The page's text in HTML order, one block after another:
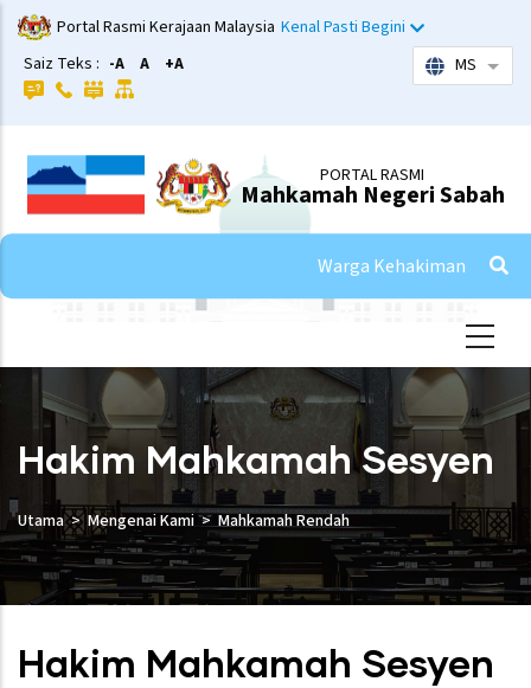
Skip
to
main
content
Portal Rasmi Kerajaan Malaysia Kenal Pasti Begini
MS
List
Saiz Teks : -A A +A
PORTAL RASMI
Mahkamah Negeri Sabah
Warga Kehakiman
Hakim Mahkamah Sesyen
Utama Mengenai Kami Mahkamah Rendah
Hakim Mahkamah Sesyen